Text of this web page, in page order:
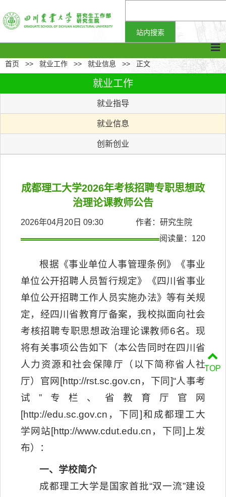
首页 >> 就业工作 >> 就业信息 >> 正文
就业工作
就业指导
就业信息
创新创业
成都理工大学2026年考核招聘专职思想政
治理论课教师公告
2026年04月20日 09:30 作者：研究生院
阅读量： 120
根据《事业单位人事管理条例》《事业
单位公开招聘人员暂行规定》《四川省事业
单位公开招聘工作人员实施办法》等有关规
定，经四川省教育厅备案，我校拟面向社会
考核招聘专职思想政治理论课教师6名。现
将有关事项公告如下（本公告同时在四川省
人力资源和社会保障厅（以下简称省人社
厅）官网[http://rst.sc.gov.cn，下同]“人事考
试”专栏、省教育厅官网
[http://edu.sc.gov.cn，下同]和成都理工大
学网站[http://www.cdut.edu.cn，下同]上发
布）：
一、学校简介
成都理工大学是国家首批“双一流”建设
TOP